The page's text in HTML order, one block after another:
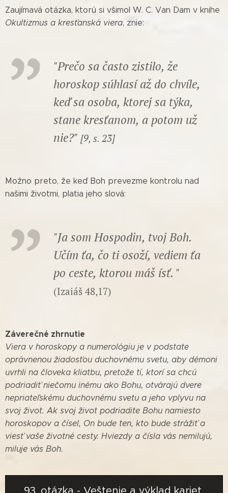
Zaujímavá otázka, ktorú si všimol W. C. Van Dam v knihe
Okultizmus a kresťanská viera, znie:
"Prečo sa často zistilo, že
horoskop súhlasí až do chvíle,
keď sa osoba, ktorej sa týka,
stane kresťanom, a potom už
nie?" [9, s. 23]
Možno preto, že keď Boh prevezme kontrolu nad
našimi životmi, platia jeho slová:
"Ja som Hospodin, tvoj Boh.
Učím ťa, čo ti osoží, vediem ťa
po ceste, ktorou máš ísť. "
(Izaiáš 48,17)
Záverečné zhrnutie
Viera v horoskopy a numerológiu je v podstate
oprávnenou žiadosťou duchovnému svetu, aby démoni
uvrhli na človeka kliatbu, pretože tí, ktorí sa chcú
podriadiť niečomu inému ako Bohu, otvárajú dvere
nepriateľskému duchovnému svetu a jeho vplyvu na
svoj život. Ak svoj život podriadite Bohu namiesto
horoskopov a čísel, On bude ten, kto bude strážiť a
viesť vaše životné cesty. Hviezdy a čísla vás nemilujú,
miluje vás Boh.